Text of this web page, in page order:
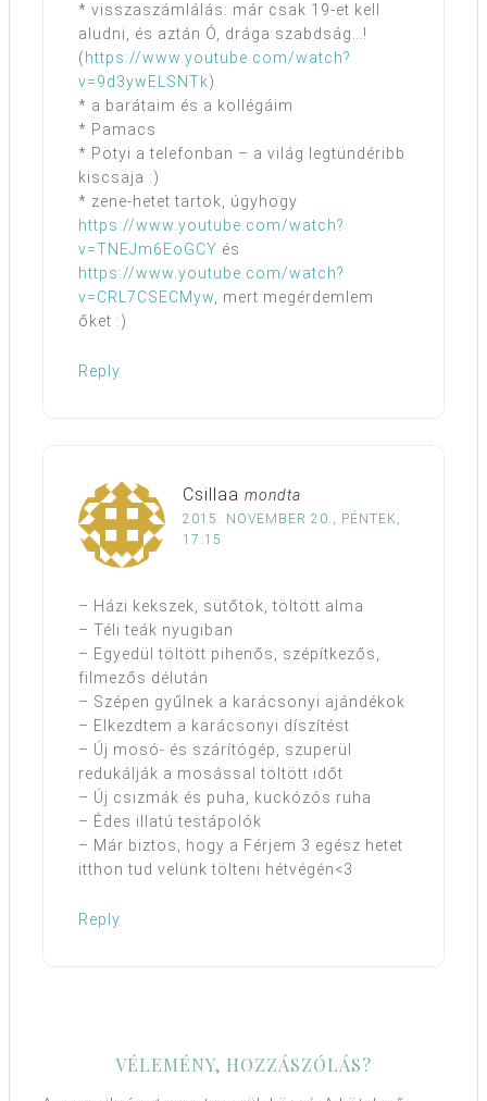
* visszaszámlálás: már csak 19-et kell
aludni, és aztán Ó, drága szabdság…!
( https://www.youtube.com/watch?
v=9d3ywELSNTk)
* a barátaim és a kollégáim
* Pamacs
* Pötyi a telefonban – a világ legtündéribb
kiscsaja :)
* zene-hetet tartok, úgyhogy
https://www.youtube.com/watch?
v=TNEJm6EoGCY és
https://www.youtube.com/watch?
v=CRL7CSECMyw , mert megérdemlem
őket :)
Reply
Csillaa mondta
2015. NOVEMBER 20., PÉNTEK,
17:15
– Házi kekszek, sütőtök, töltött alma
– Téli teák nyugiban
– Egyedül töltött pihenős, szépítkezős,
filmezős délután
– Szépen gyűlnek a karácsonyi ajándékok
– Elkezdtem a karácsonyi díszítést
– Új mosó- és szárítógép, szuperül
redukálják a mosással töltött időt
– Új csizmák és puha, kuckózós ruha
– Édes illatú testápolók
– Már biztos, hogy a Férjem 3 egész hetet
itthon tud velünk tölteni hétvégén<3
Reply
VÉLEMÉNY, HOZZÁSZÓLÁS?